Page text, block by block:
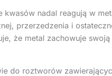
nadal reagują w
przerzedzenia i
że metal zachowuje
do roztworów